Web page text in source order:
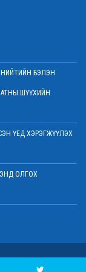
Улсад суугаа
солилцов
хүлээн авах
мэдээллийн
БЭЛЭН
ШҮҮХИЙН
ҮЕД ХЭРЭГЖҮҮЛЭХ
ОЛГОХ